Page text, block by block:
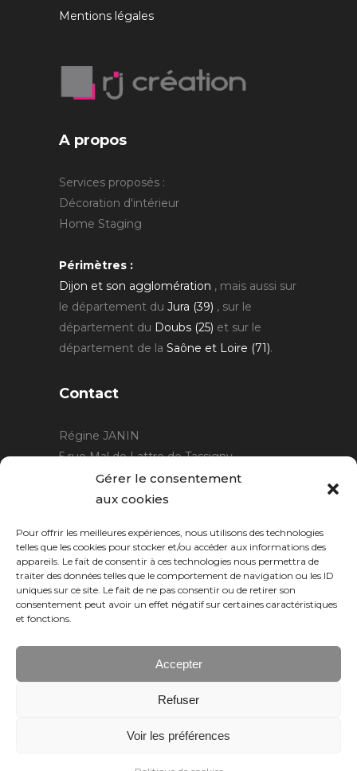
Gérer le consentement
aux cookies
Pour offrir les meilleures expériences, nous utilisons des technologies
telles que les cookies pour stocker et/ou accéder aux informations des
appareils. Le fait de consentir à ces technologies nous permettra de
traiter des données telles que le comportement de navigation ou les ID
uniques sur ce site. Le fait de ne pas consentir ou de retirer son
consentement peut avoir un effet négatif sur certaines caractéristiques
et fonctions.
Accepter
Refuser
Voir les préférences
Mentions légales
A propos
Services proposés :
Décoration d'intérieur
Home Staging
Périmètres :
Dijon et son agglomération , mais aussi sur
le département du Jura (39) , sur le
département du Doubs (25) et sur le
département de la Saône et Loire (71).
Contact
Régine JANIN
5 rue Mal de Lattre de Tassigny
21220 Gevrey Chambertin
06 15 15 80 29
Horaires :sur rendez-vous.